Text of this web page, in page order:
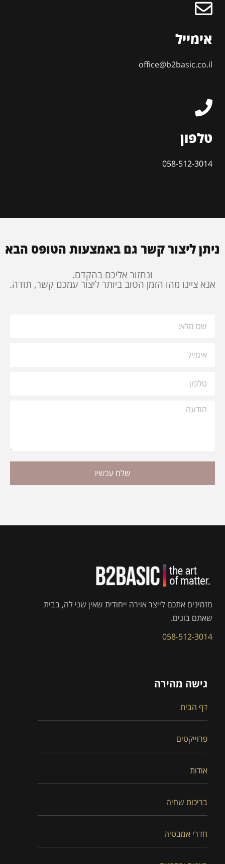
אימייל
office@b2basic.co.il
טלפון
058-512-3014
ניתן ליצור קשר גם באמצעות הטופס הבא
ונחזור אליכם בהקדם.
אנא ציינו מהו הזמן הטוב ביותר ליצור עמכם קשר, תודה.
שלח עכשיו
מזמינים אתכם לייצר אוירה ייחודית שאין שני לה, בבית
שאתם בונים.
058-512-3014
גישה מהירה
דף הבית
פרוייקטים
אודות
בריכות שחיה
חדרי אמבטיה